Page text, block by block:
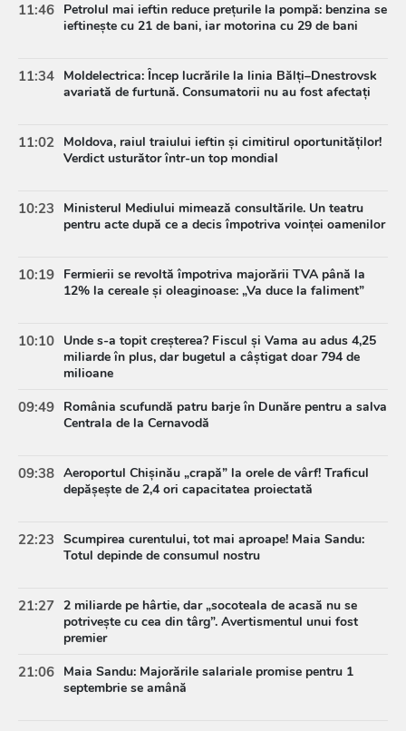
11:46 Petrolul mai ieftin reduce prețurile la pompă: benzina se
ieftinește cu 21 de bani, iar motorina cu 29 de bani
11:34 Moldelectrica: Încep lucrările la linia Bălți–Dnestrovsk
avariată de furtună. Consumatorii nu au fost afectați
11:02 Moldova, raiul traiului ieftin și cimitirul oportunităților!
Verdict usturător într-un top mondial
10:23
Ministerul Mediului mimează consultările. Un teatru
pentru acte după ce a decis împotriva voinței oamenilor
10:19 Fermierii se revoltă împotriva majorării TVA până la
12% la cereale și oleaginoase: „Va duce la faliment”
10:10 Unde s-a topit creșterea? Fiscul și Vama au adus 4,25
miliarde în plus, dar bugetul a câștigat doar 794 de
milioane
09:49 România scufundă patru barje în Dunăre pentru a salva
Centrala de la Cernavodă
09:38 Aeroportul Chișinău „crapă” la orele de vârf! Traficul
depășește de 2,4 ori capacitatea proiectată
22:23 Scumpirea curentului, tot mai aproape! Maia Sandu:
Totul depinde de consumul nostru
21:27 2 miliarde pe hârtie, dar „socoteala de acasă nu se
potrivește cu cea din târg”. Avertismentul unui fost
premier
21:06 Maia Sandu: Majorările salariale promise pentru 1
septembrie se amână